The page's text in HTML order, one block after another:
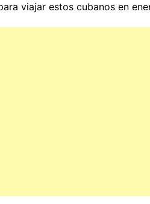
viajar estos cubanos en